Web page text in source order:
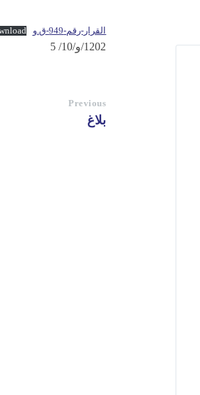
القرار-رقم-949-ق.و
1202/و/10/ 5
Previous
بلاغ